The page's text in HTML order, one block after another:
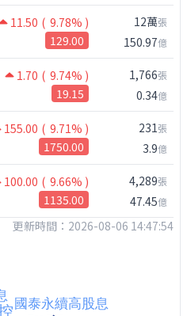
11.50 ( 9.78% )
129.00
12萬張
150.97億
1.70 ( 9.74% )
19.15
1,766張
0.34億
155.00 ( 9.71% )
1750.00
231張
3.9億
100.00 ( 9.66% )
1135.00
4,289張
47.45億
更新時間：2026-08-06 14:47:54